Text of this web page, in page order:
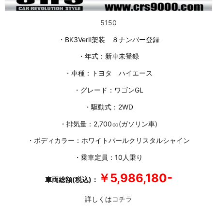
5150
・BK3VerⅡ架装 ８ナンバー登録
・年式：新車未登録
・車種：トヨタ ハイエース
・グレード：ワゴンGL
・駆動式：2WD
・排気量：2,700㏄(ガソリン車)
・ボディカラー：ホワイトパールクリスタルシャイン
・乗車定員：10人乗り
車両総額(税込)： ￥5,986,180-
詳しくはコチラ